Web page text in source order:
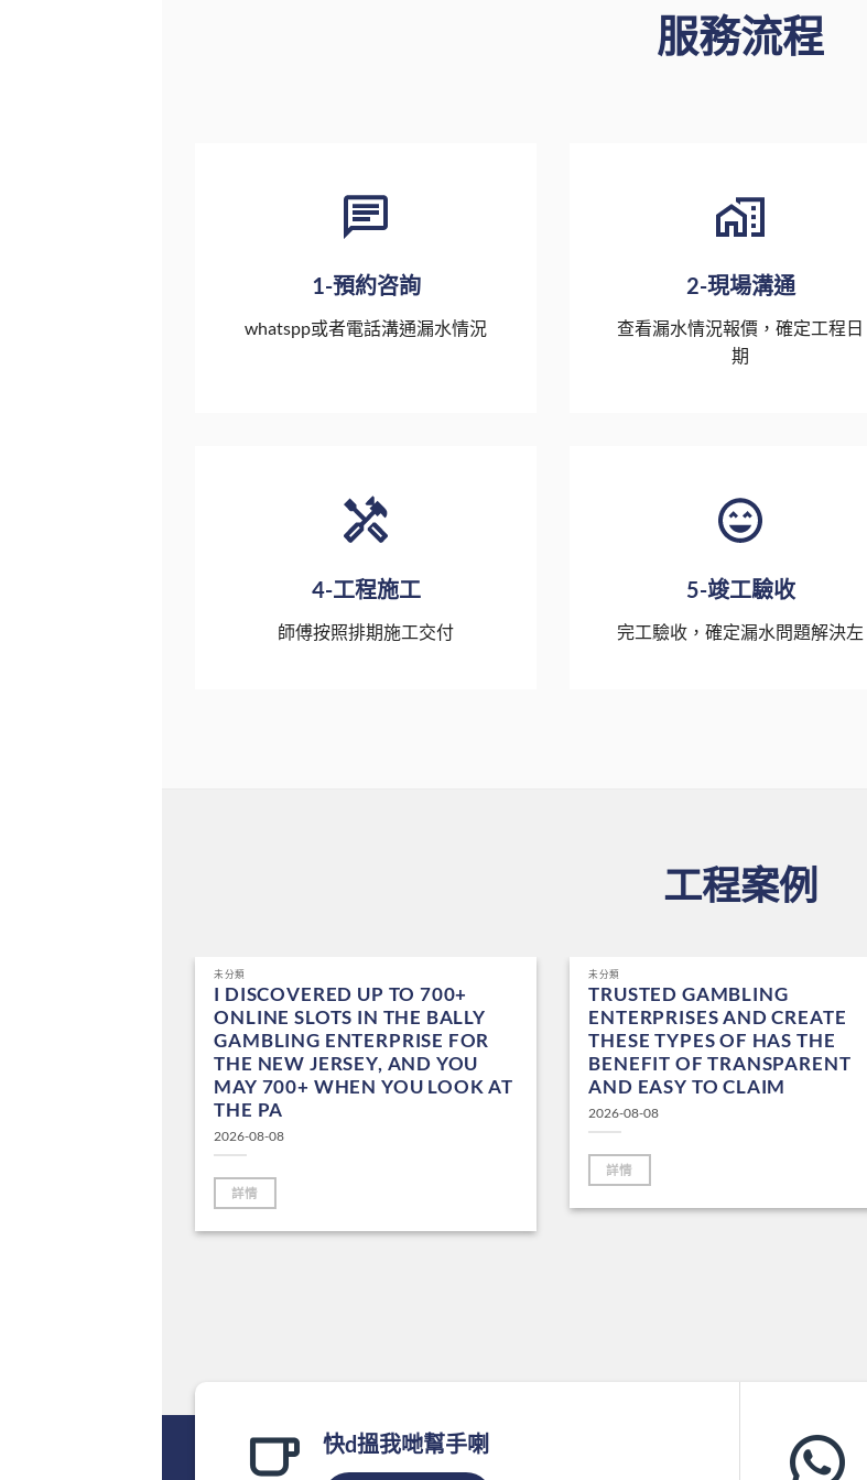
服務流程
1-預約咨詢
whatspp或者電話溝通漏水情況
2-現場溝通
查看漏水情況報價，確定工程日
期
4-工程施工
師傅按照排期施工交付
5-竣工驗收
完工驗收，確定漏水問題解決左
工程案例
未分類
I DISCOVERED UP TO 700+
ONLINE SLOTS IN THE BALLY
GAMBLING ENTERPRISE FOR
THE NEW JERSEY, AND YOU
MAY 700+ WHEN YOU LOOK AT
THE PA
2026-08-08
詳情
未分類
TRUSTED GAMBLING
ENTERPRISES AND CREATE
THESE TYPES OF HAS THE
BENEFIT OF TRANSPARENT
AND EASY TO CLAIM
2026-08-08
詳情
快d搵我哋幫手喇